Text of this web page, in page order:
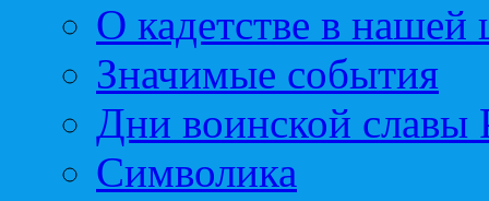
О кадетстве в нашей
Значимые события
Дни воинской славы
Символика